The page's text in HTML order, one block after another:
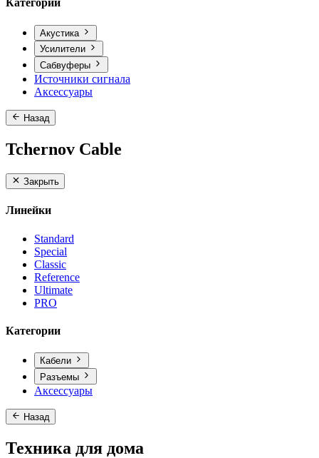
Категории
Акустика
Усилители
Сабвуферы
Источники сигнала
Аксессуары
Назад
Tchernov Cable
Закрыть
Линейки
Standard
Special
Classic
Reference
Ultimate
PRO
Категории
Кабели
Разъемы
Аксессуары
Назад
Техника для дома